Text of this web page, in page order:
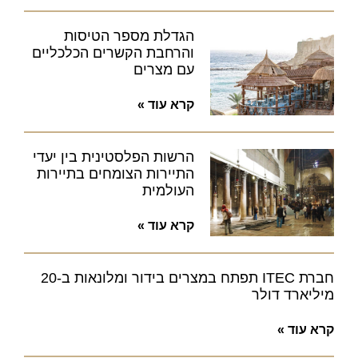
הגדלת מספר הטיסות
והרחבת הקשרים הכלכליים
עם מצרים
קרא עוד »
הרשות הפלסטינית בין יעדי
התיירות הצומחים בתיירות
העולמית
קרא עוד »
חברת ITEC תפתח במצרים בידור ומלונאות ב-20
מיליארד דולר
קרא עוד »